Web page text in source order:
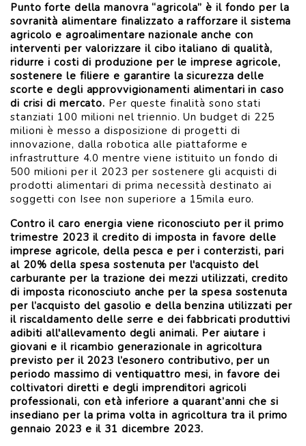
Punto forte della manovra “agricola” è il fondo per la
sovranità alimentare finalizzato a rafforzare il sistema
agricolo e agroalimentare nazionale anche con
interventi per valorizzare il cibo italiano di qualità,
ridurre i costi di produzione per le imprese agricole,
sostenere le filiere e garantire la sicurezza delle
scorte e degli approvvigionamenti alimentari in caso
di crisi di mercato. Per queste finalità sono stati
stanziati 100 milioni nel triennio. Un budget di 225
milioni è messo a disposizione di progetti di
innovazione, dalla robotica alle piattaforme e
infrastrutture 4.0 mentre viene istituito un fondo di
500 milioni per il 2023 per sostenere gli acquisti di
prodotti alimentari di prima necessità destinato ai
soggetti con Isee non superiore a 15mila euro.
Contro il caro energia viene riconosciuto per il primo
trimestre 2023 il credito di imposta in favore delle
imprese agricole, della pesca e per i conterzisti, pari
al 20% della spesa sostenuta per l'acquisto del
carburante per la trazione dei mezzi utilizzati, credito
di imposta riconosciuto anche per la spesa sostenuta
per l’acquisto del gasolio e della benzina utilizzati per
il riscaldamento delle serre e dei fabbricati produttivi
adibiti all'allevamento degli animali. Per aiutare i
giovani e il ricambio generazionale in agricoltura
previsto per il 2023 l’esonero contributivo, per un
periodo massimo di ventiquattro mesi, in favore dei
coltivatori diretti e degli imprenditori agricoli
professionali, con età inferiore a quarant’anni che si
insediano per la prima volta in agricoltura tra il primo
gennaio 2023 e il 31 dicembre 2023.